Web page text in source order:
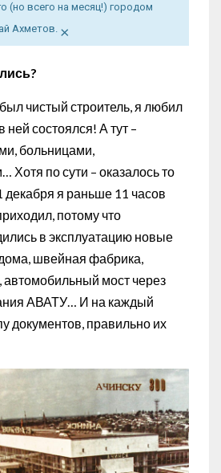
(но всего на месяц!) городом
Ахметов. ×
чистый строитель, я любил
ней состоялся! А тут –
больницами,
Хотя по сути – оказалось то
я раньше 11 часов
потому что
в эксплуатацию новые
швейная фабрика,
автомобильный мост через
АВАТУ… И на каждый
документов, правильно их